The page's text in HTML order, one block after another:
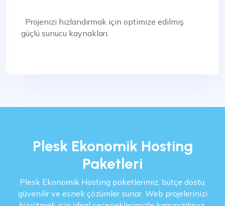
Projenizi hızlandırmak için optimize edilmiş
güçlü sunucu kaynakları.
Plesk Ekonomik Hosting
Paketleri
Plesk Ekonomik Hosting paketlerimiz, bütçe dostu,
güvenilir ve esnek çözümler sunar. Web projelerinizi